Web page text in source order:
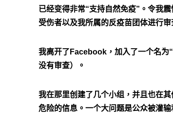
已经变得非常“支持自然免疫”。令我
受伤者以及我所属的反疫苗团体进行审
我离开了Facebook，加入了一个名为
没有审查）。
我在那里创建了几个小组，并且也在
危险的信息。一个大问题是公众被灌输